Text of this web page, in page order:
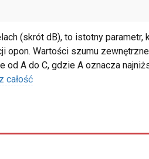
(skrót dB), to istotny parametr,
opon. Wartości szumu
A do C, gdzie A oznacza
całość